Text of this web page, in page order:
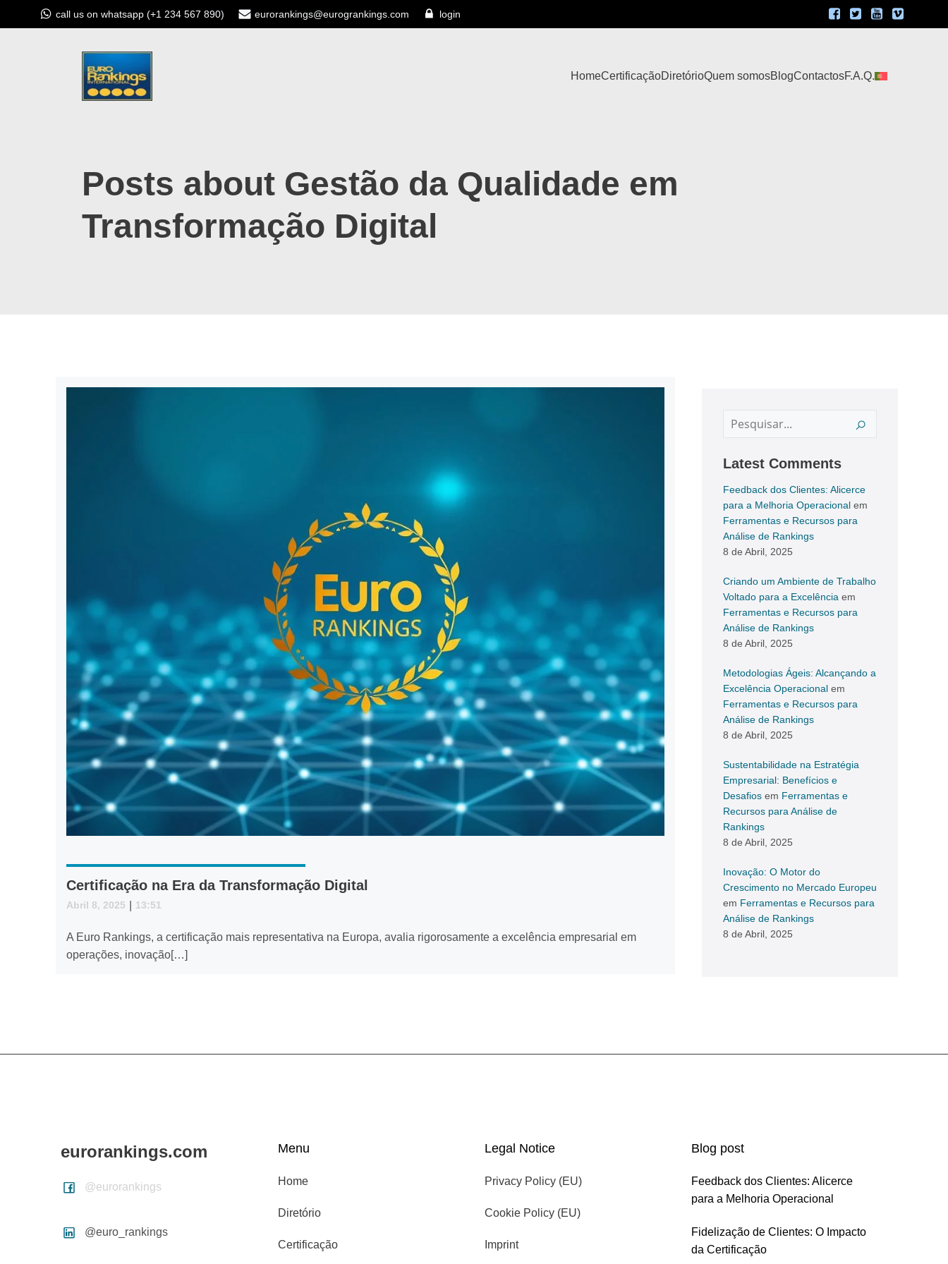
call us on whatsapp (+1 234 567 890) eurorankings@eurogrankings.com login
HomeCertificaçãoDiretórioQuem somosBlogContactosF.A.Q.
Posts about Gestão da Qualidade em
Transformação Digital
Certificação na Era da Transformação Digital
Abril 8, 2025 13:51
A Euro Rankings, a certificação mais representativa na Europa, avalia rigorosamente a excelência empresarial em
operações, inovação[…]
Latest Comments
Feedback dos Clientes: Alicerce
para a Melhoria Operacional em
Ferramentas e Recursos para
Análise de Rankings
8 de Abril, 2025
Criando um Ambiente de Trabalho
Voltado para a Excelência em
Ferramentas e Recursos para
Análise de Rankings
8 de Abril, 2025
Metodologias Ágeis: Alcançando a
Excelência Operacional em
Ferramentas e Recursos para
Análise de Rankings
8 de Abril, 2025
Sustentabilidade na Estratégia
Empresarial: Benefícios e
Desafios em Ferramentas e
Recursos para Análise de
Rankings
8 de Abril, 2025
Inovação: O Motor do
Crescimento no Mercado Europeu
em Ferramentas e Recursos para
Análise de Rankings
8 de Abril, 2025
eurorankings.com
@eurorankings
@euro_rankings
Menu
Home
Diretório
Certificação
Legal Notice
Privacy Policy (EU)
Cookie Policy (EU)
Imprint
Blog post
Feedback dos Clientes: Alicerce
para a Melhoria Operacional
Fidelização de Clientes: O Impacto
da Certificação